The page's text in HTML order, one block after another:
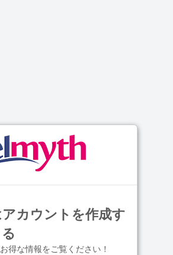
カウントを作成す
る
得な情報をご覧ください！